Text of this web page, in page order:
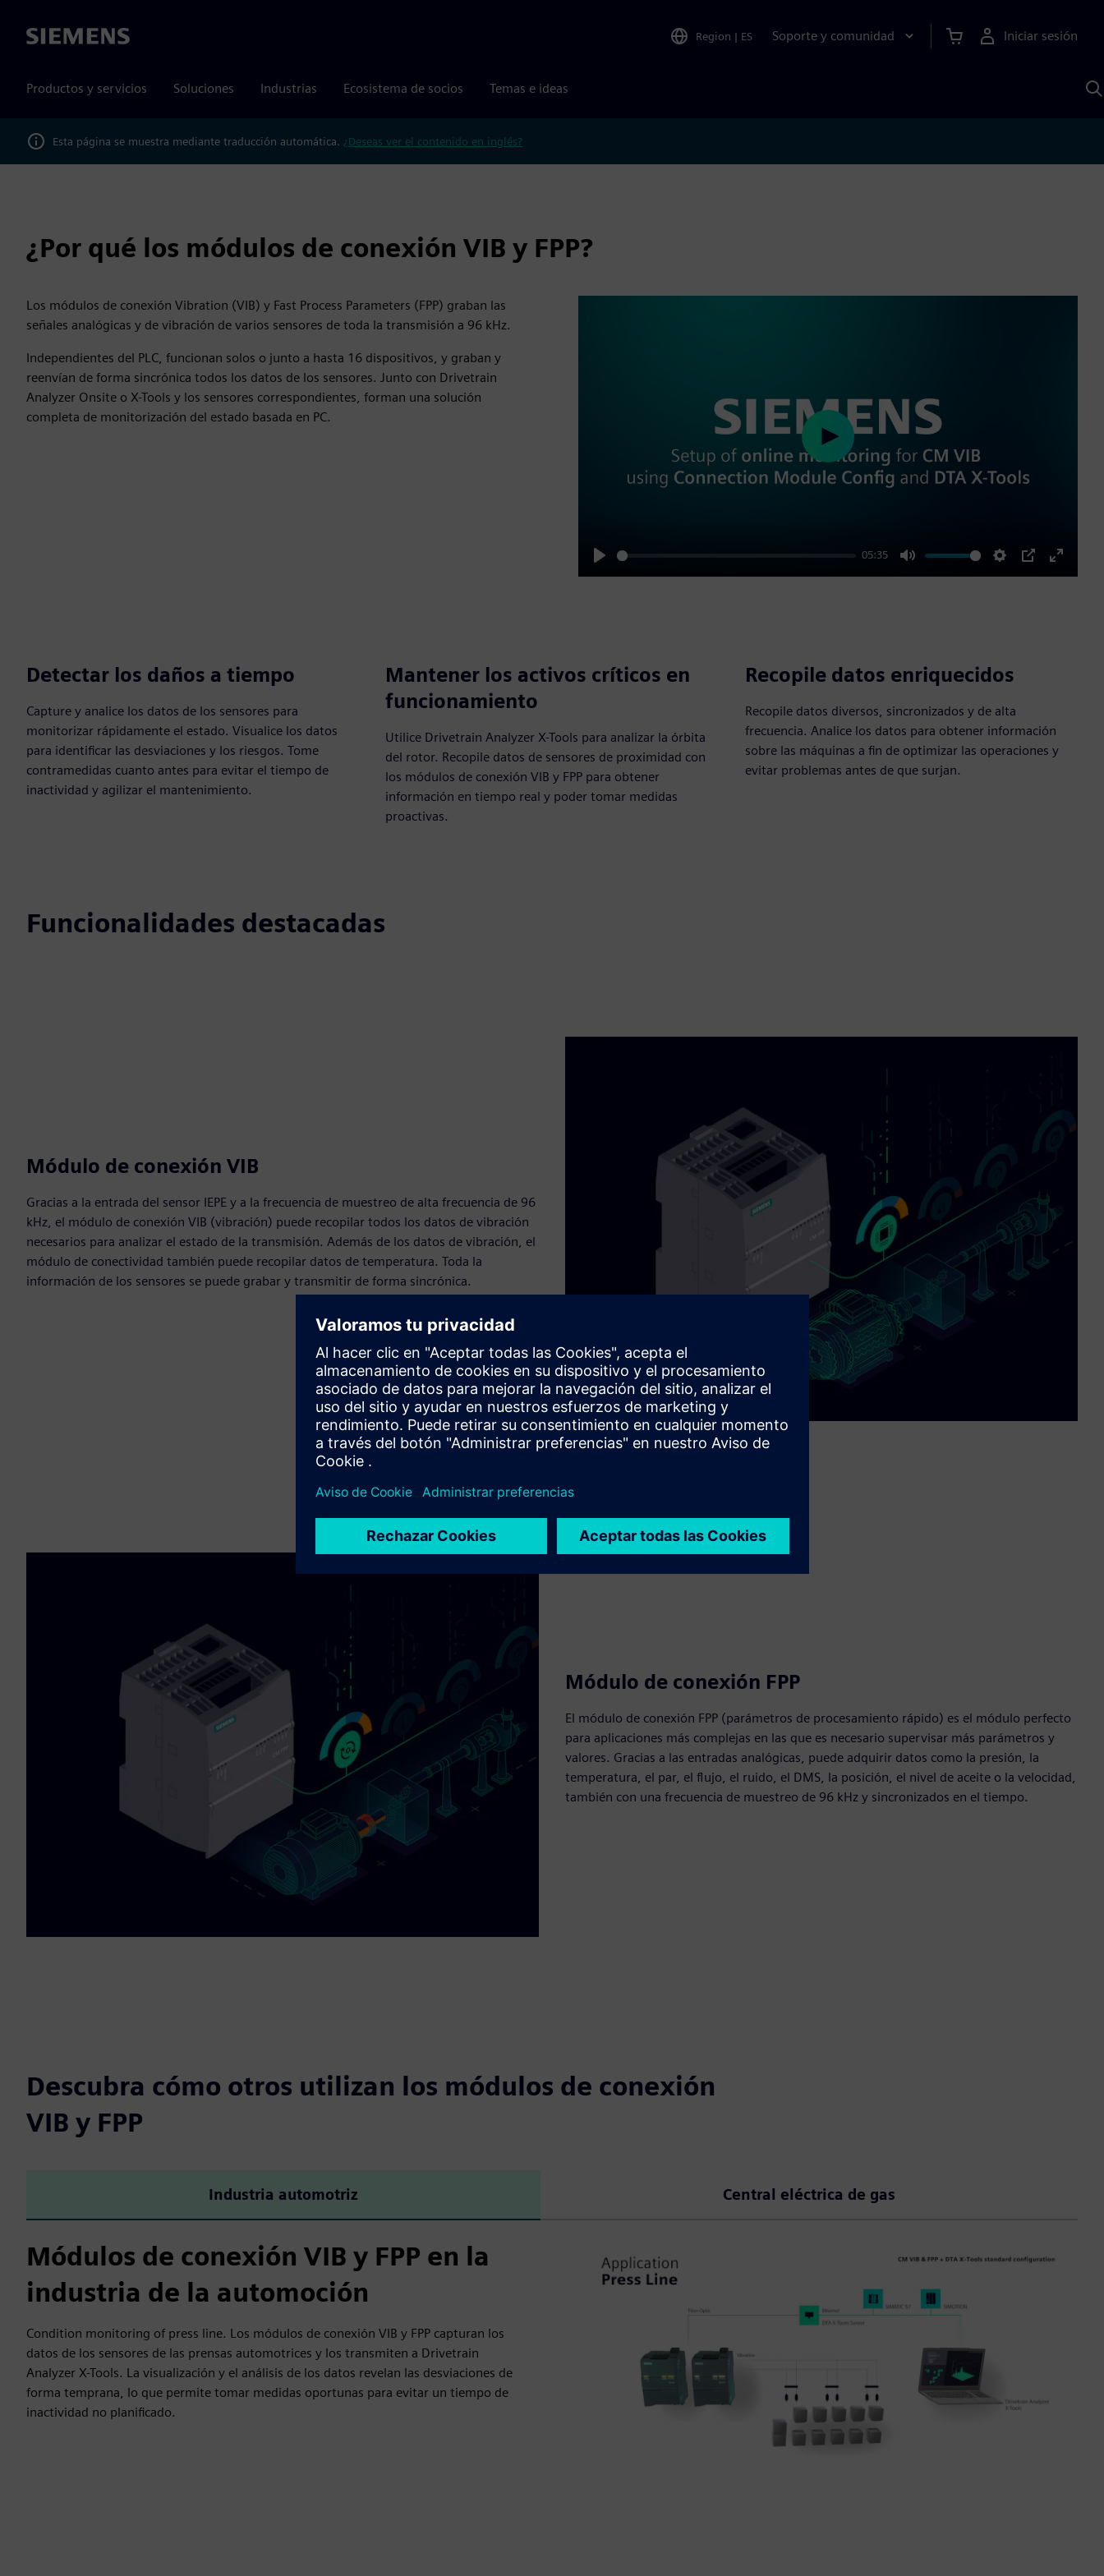
Siemens Region | ES Soporte y comunidad Iniciar sesión
Productos y servicios Soluciones Industrias Ecosistema de socios Temas e ideas
Esta página se muestra mediante traducción automática. ¿Deseas ver el contenido en inglés?
¿Por qué los módulos de conexión VIB y FPP?
Los módulos de conexión Vibration (VIB) y Fast Process Parameters (FPP) graban las
señales analógicas y de vibración de varios sensores de toda la transmisión a 96 kHz.
Independientes del PLC, funcionan solos o junto a hasta 16 dispositivos, y graban y
reenvían de forma sincrónica todos los datos de los sensores. Junto con Drivetrain
Analyzer Onsite o X-Tools y los sensores correspondientes, forman una solución
completa de monitorización del estado basada en PC.
Play
05:35
Mute Settings
PIP
Enter
Play
Detectar los daños a tiempo
Capture y analice los datos de los sensores para
monitorizar rápidamente el estado. Visualice los datos
para identificar las desviaciones y los riesgos. Tome
contramedidas cuanto antes para evitar el tiempo de
inactividad y agilizar el mantenimiento.
Mantener los activos críticos en
funcionamiento
Utilice Drivetrain Analyzer X-Tools para analizar la órbita
del rotor. Recopile datos de sensores de proximidad con
los módulos de conexión VIB y FPP para obtener
información en tiempo real y poder tomar medidas
proactivas.
Recopile datos enriquecidos
Recopile datos diversos, sincronizados y de alta
frecuencia. Analice los datos para obtener información
sobre las máquinas a fin de optimizar las operaciones y
evitar problemas antes de que surjan.
Funcionalidades destacadas
Módulo de conexión VIB
Gracias a la entrada del sensor IEPE y a la frecuencia de muestreo de alta frecuencia de 96
kHz, el módulo de conexión VIB (vibración) puede recopilar todos los datos de vibración
necesarios para analizar el estado de la transmisión. Además de los datos de vibración, el
módulo de conectividad también puede recopilar datos de temperatura. Toda la
información de los sensores se puede grabar y transmitir de forma sincrónica.
Módulo de conexión FPP
El módulo de conexión FPP (parámetros de procesamiento rápido) es el módulo perfecto
para aplicaciones más complejas en las que es necesario supervisar más parámetros y
valores. Gracias a las entradas analógicas, puede adquirir datos como la presión, la
temperatura, el par, el flujo, el ruido, el DMS, la posición, el nivel de aceite o la velocidad,
también con una frecuencia de muestreo de 96 kHz y sincronizados en el tiempo.
Descubra cómo otros utilizan los módulos de conexión
VIB y FPP
Industria automotriz Central eléctrica de gas
Módulos de conexión VIB y FPP en la
industria de la automoción
Condition monitoring of press line. Los módulos de conexión VIB y FPP capturan los
datos de los sensores de las prensas automotrices y los transmiten a Drivetrain
Analyzer X-Tools. La visualización y el análisis de los datos revelan las desviaciones de
forma temprana, lo que permite tomar medidas oportunas para evitar un tiempo de
inactividad no planificado.